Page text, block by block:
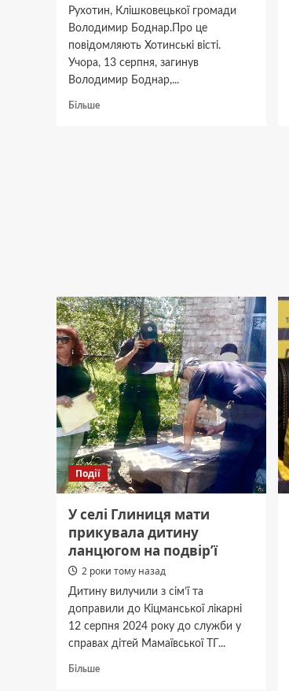
Рухотин, Клішковецької громади
Володимир Боднар.Про це
повідомляють Хотинські вісті.
Учора, 13 серпня, загинув
Володимир Боднар,...
БільшеДокладніше
Події
У селі Глиниця мати
прикувала дитину
ланцюгом на подвірʼї
2 роки тому назад
Дитину вилучили з сім’ї та
доправили до Кіцманської лікарні
12 серпня 2024 року до служби у
справах дітей Мамаївської ТГ...
БільшеДокладніше